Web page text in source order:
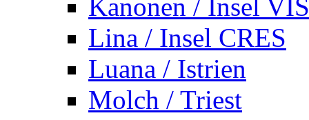
Kanonen / Insel VIS
Lina / Insel CRES
Luana / Istrien
Molch / Triest